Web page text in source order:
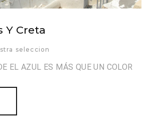
Y Creta
seleccion
EL AZUL ES MÁS QUE UN COLOR